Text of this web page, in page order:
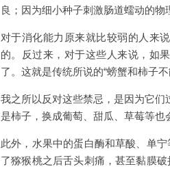
良；因为细小种子刺激肠道蠕动的物
对于消化能力原来就比较弱的人来
的。反过来，对于这些人来说，如
了。这就是传统所说的“螃蟹和柿子
我之所以反对这些禁忌，是因为它们
是柿子，换成葡萄、甜瓜、草莓等也
此外，水果中的蛋白酶和草酸、单
了猕猴桃之后舌头刺痛，甚至黏膜